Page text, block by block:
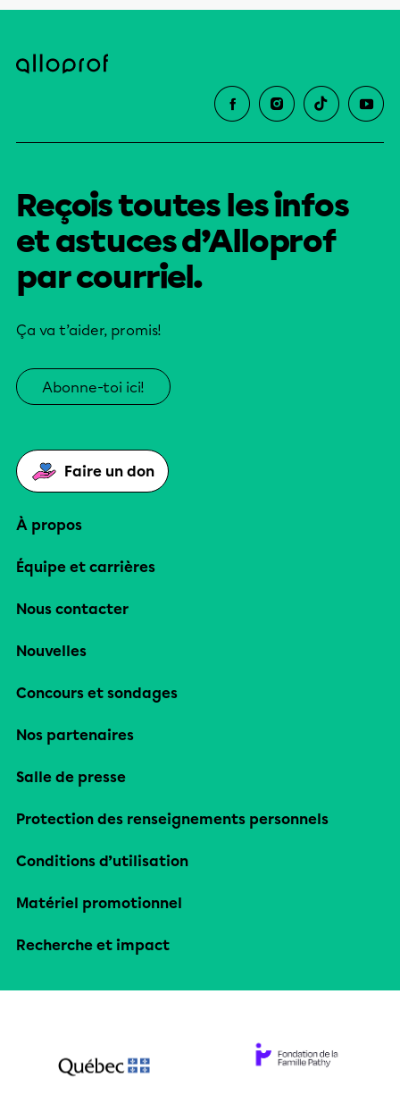
Reçois toutes les infos
et astuces d’Alloprof
par courriel.
Ça va t’aider, promis!
Abonne-toi ici!
Faire un don
À propos
Équipe et carrières
Nous contacter
Nouvelles
Concours et sondages
Nos partenaires
Salle de presse
Protection des renseignements personnels
Conditions d’utilisation
Matériel promotionnel
Recherche et impact